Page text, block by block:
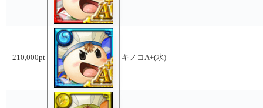
210,000pt キノコA+(水)